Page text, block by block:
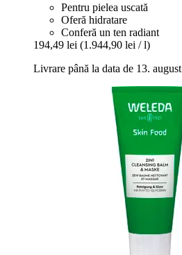
Pentru pielea uscată
Oferă hidratare
Conferă un ten radiant
194,49 lei (1.944,90 lei / l)
Livrare până la data de 13. august